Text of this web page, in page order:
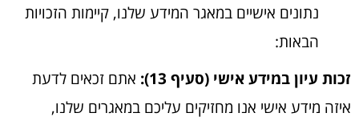
נתונים אישיים במאגר המידע שלנו, קיימות הזכויות
הבאות:
זכות עיון במידע אישי (סעיף 13):
אתם זכאים לדעת
איזה מידע אישי אנו מחזיקים עליכם במאגרים שלנו,